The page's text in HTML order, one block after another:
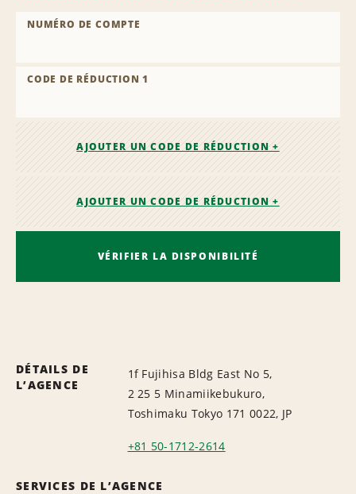
NUMÉRO DE COMPTE
CODE DE RÉDUCTION 1
AJOUTER UN CODE DE RÉDUCTION +
AJOUTER UN CODE DE RÉDUCTION +
VÉRIFIER LA DISPONIBILITÉ
DÉTAILS DE
L’AGENCE
1f Fujihisa Bldg East No 5,
2 25 5 Minamiikebukuro,
Toshimaku Tokyo 171 0022, JP
+81 50-1712-2614
SERVICES DE L’AGENCE